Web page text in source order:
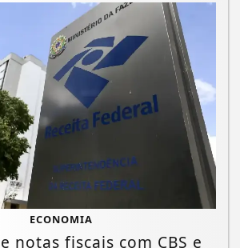
ECONOMIA
notas fiscais com CBS e